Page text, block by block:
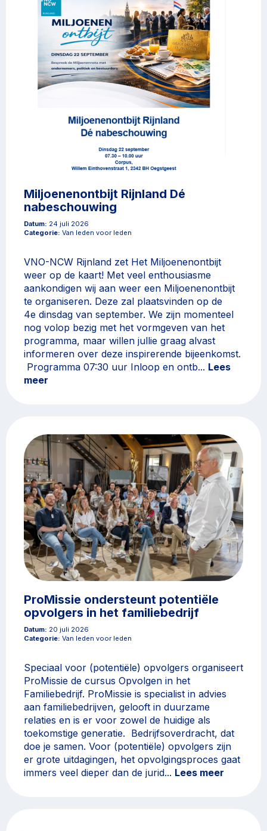
Miljoenenontbijt Rijnland Dé
nabeschouwing
Datum: 24 juli 2026
Categorie: Van leden voor leden
VNO-NCW Rijnland zet Het Miljoenenontbijt
weer op de kaart! Met veel enthousiasme
aankondigen wij aan weer een Miljoenenontbijt
te organiseren. Deze zal plaatsvinden op de
4e dinsdag van september. We zijn momenteel
nog volop bezig met het vormgeven van het
programma, maar willen jullie graag alvast
informeren over deze inspirerende bijeenkomst.
Programma 07:30 uur Inloop en ontb... Lees
meer
ProMissie ondersteunt potentiële
opvolgers in het familiebedrijf
Datum: 20 juli 2026
Categorie: Van leden voor leden
Speciaal voor (potentiële) opvolgers organiseert
ProMissie de cursus Opvolgen in het
Familiebedrijf. ProMissie is specialist in advies
aan familiebedrijven, gelooft in duurzame
relaties en is er voor zowel de huidige als
toekomstige generatie. Bedrijfsoverdracht, dat
doe je samen. Voor (potentiële) opvolgers zijn
er grote uitdagingen, het opvolgingsproces gaat
immers veel dieper dan de jurid... Lees meer